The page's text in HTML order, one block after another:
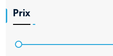
Prix